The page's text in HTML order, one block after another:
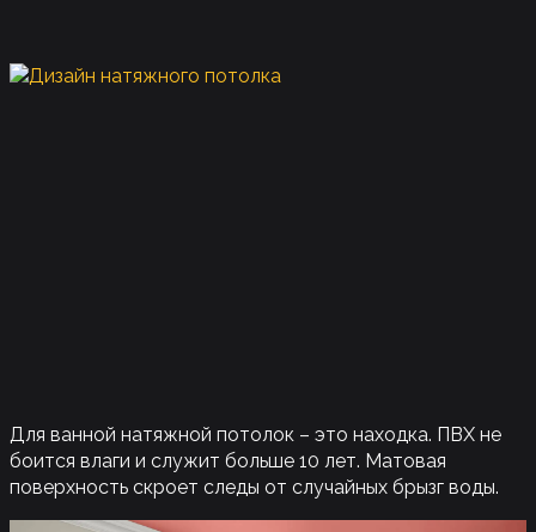
Для ванной натяжной потолок – это находка. ПВХ не
боится влаги и служит больше 10 лет. Матовая
поверхность скроет следы от случайных брызг воды.